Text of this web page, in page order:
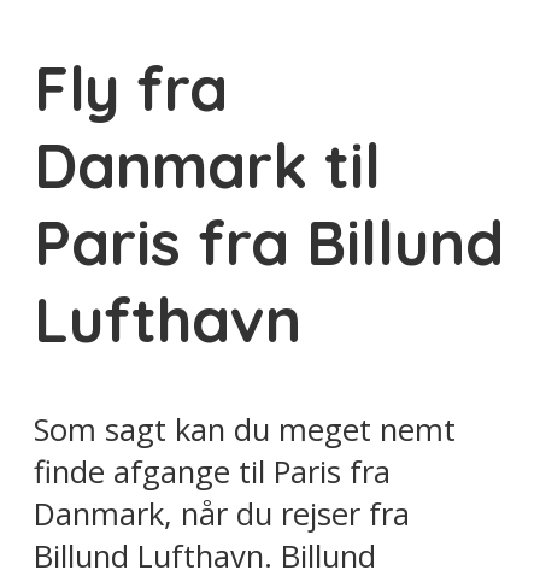
Fly fra
Danmark til
Paris fra Billund
Lufthavn
Som sagt kan du meget nemt
finde afgange til Paris fra
Danmark, når du rejser fra
Billund Lufthavn. Billund